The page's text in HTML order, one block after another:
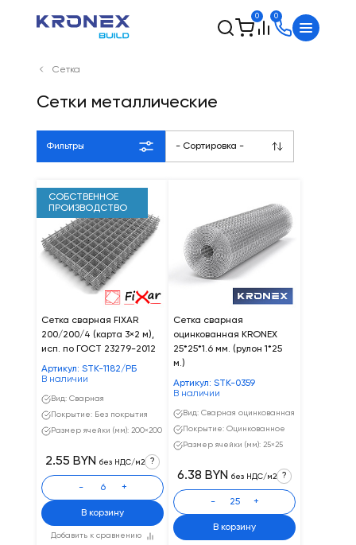
0 0
Сетка
Сетки металлические
Фильтры - Сортировка -
СОБСТВЕННОЕ
ПРОИЗВОДСТВО
Сетка сварная FIXAR
200/200/4 (карта 3×2 м),
исп. по ГОСТ 23279-2012
Артикул: STK-1182/РБ
В наличии
Вид: Сварная
Покрытие: Без покрытия
Размер ячейки (мм): 200×200
Добавить к сравнению
2.55 BYN без НДС/м2 ?
- +
В корзину
Сетка сварная
оцинкованная KRONEX
25*25*1.6 мм. (рулон 1*25
м.)
Артикул: STK-0359
В наличии
Вид: Сварная оцинкованная
Покрытие: Оцинкованное
Размер ячейки (мм): 25×25
6.38 BYN без НДС/м2 ?
- +
В корзину